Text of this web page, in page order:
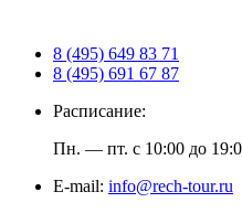
8 (495) 649 83 71
8 (495) 691 67 87
Расписание:
Пн. — пт. с 10:00 до
E-mail: info@rech-tour.ru